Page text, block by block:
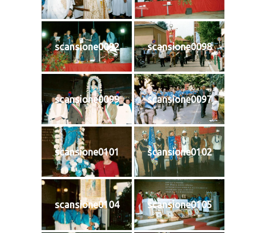
scansione0092 scansione0098
scansione0099 scansione0097
scansione0101 scansione0102
scansione0104 scansione0105